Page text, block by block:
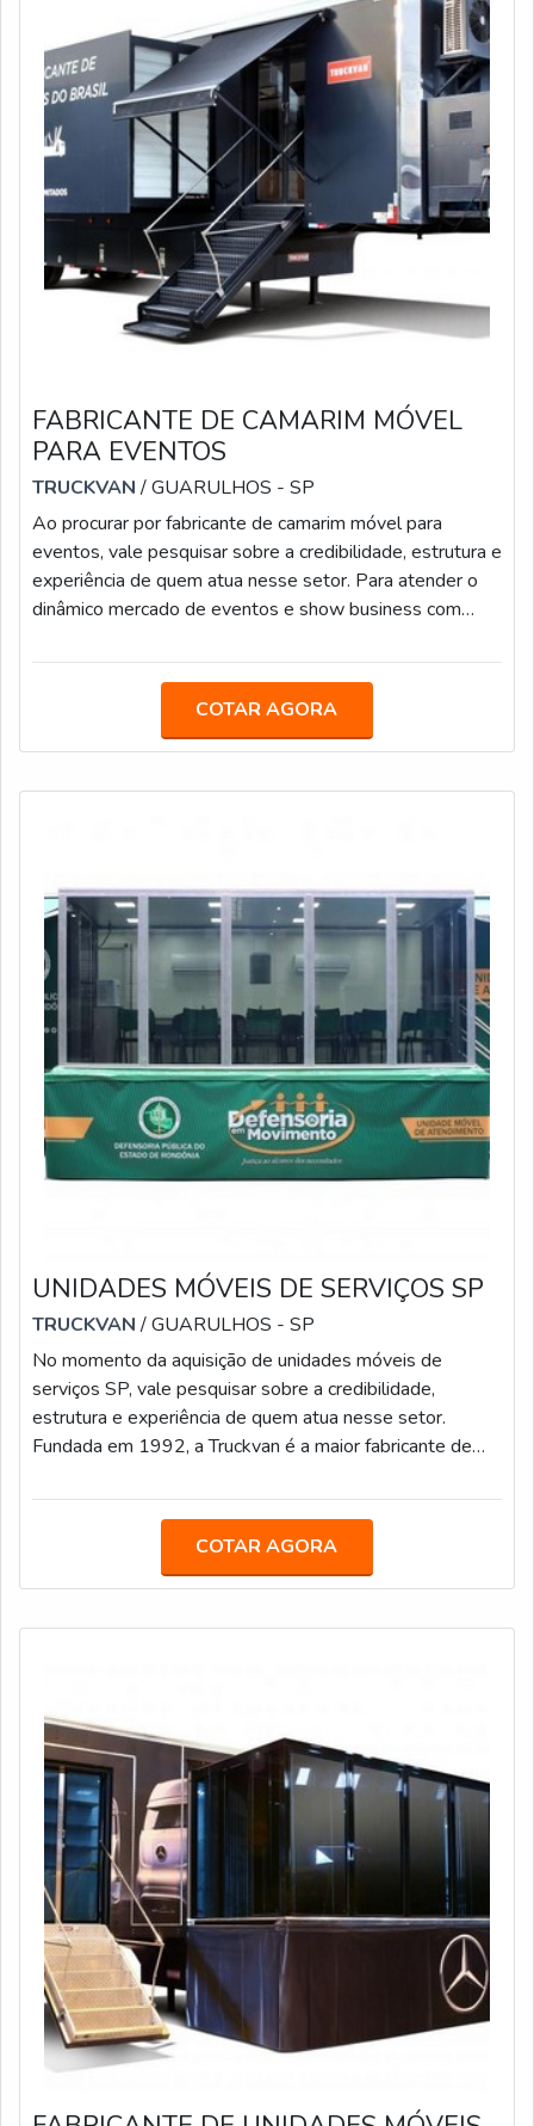
FABRICANTE DE CAMARIM MÓVEL
PARA EVENTOS
TRUCKVAN/ GUARULHOS - SP
Ao procurar por fabricante de camarim móvel para
eventos, vale pesquisar sobre a credibilidade, estrutura e
experiência de quem atua nesse setor. Para atender o
dinâmico mercado de eventos e show business com
para equipes de produção e artistas, a Truckvan
delas é o camarim móvel.COMO ESTÃO EQUIPADOS
OS CAMARINS MÓVEISO camarim 1 possui autonomia
COTAR AGORA
UNIDADES MÓVEIS DE SERVIÇOS SP
TRUCKVAN/ GUARULHOS - SP
No momento da aquisição de unidades móveis de
serviços SP, vale pesquisar sobre a credibilidade,
estrutura e experiência de quem atua nesse setor.
Fundada em 1992, a Truckvan é a maior fabricante de
400 colaboradores e uma sede de 60 mil m² localizada
Guarulhos (SP).INFORMAÇÕES ADICIONAIS SOBRE A
EMPRESAOs modelos disponibilizados pela Truckvan
COTAR AGORA